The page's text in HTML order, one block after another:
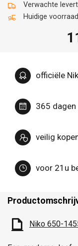
Verwachte
Huidige
officiële
365
veilig
voor 21u
Niko 650-